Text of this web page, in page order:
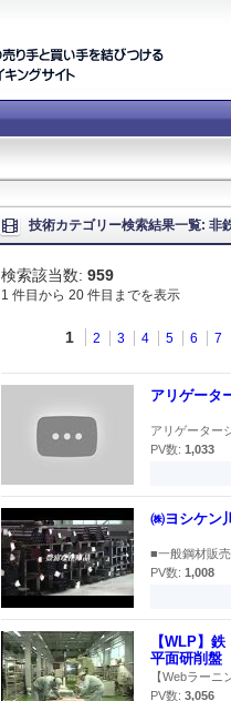
技術カテゴリー検索結果一覧: 非
検索該当数: 959
1 件目から 20 件目までを表示
1 2 3 4 5 6 7
アリゲータ
アリゲーター
PV数: 1,033
㈱ヨシケン
■一般鋼材販
PV数: 1,008
【WLP】
平面研削盤
【Webラー
PV数: 3,056